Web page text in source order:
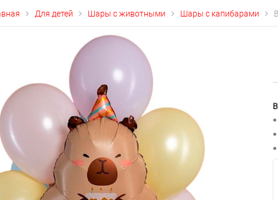
Для детей Шары с животными Шары с капибарами